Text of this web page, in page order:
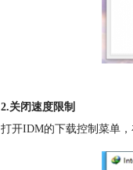
2.关闭速度限制
打开IDM的下载控制菜单，